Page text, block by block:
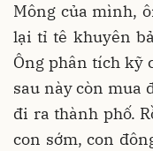
Mông của mình,
lại tỉ tê khuyên
Ông phân tích kỹ
sau này còn mua
đi ra thành phố.
con sớm, con